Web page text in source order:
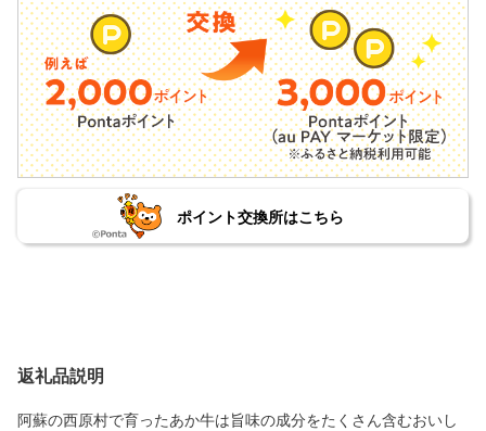
ポイント交換所はこちら
返礼品説明
阿蘇の西原村で育ったあか牛は旨味の成分をたくさん含むおいし